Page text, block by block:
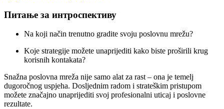
Питањe за интроспeктиву
Na koji način trenutno gradite svoju poslovnu mrežu?
Koje strategije možete unaprijediti kako biste proširili krug
korisnih kontakata?
Snažna poslovna mreža nije samo alat za rast – ona je temelj
dugoročnog uspjeha. Dosljednim radom i strateškim pristupom
možete značajno unaprijediti svoj profesionalni uticaj i poslovne
rezultate.